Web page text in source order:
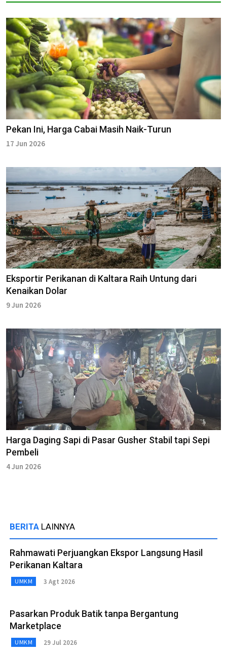
Pekan Ini, Harga Cabai Masih Naik-Turun
17 Jun 2026
Eksportir Perikanan di Kaltara Raih Untung dari
Kenaikan Dolar
9 Jun 2026
Harga Daging Sapi di Pasar Gusher Stabil tapi Sepi
Pembeli
4 Jun 2026
BERITA LAINNYA
Rahmawati Perjuangkan Ekspor Langsung Hasil
Perikanan Kaltara
UMKM 3 Agt 2026
Pasarkan Produk Batik tanpa Bergantung
Marketplace
UMKM 29 Jul 2026